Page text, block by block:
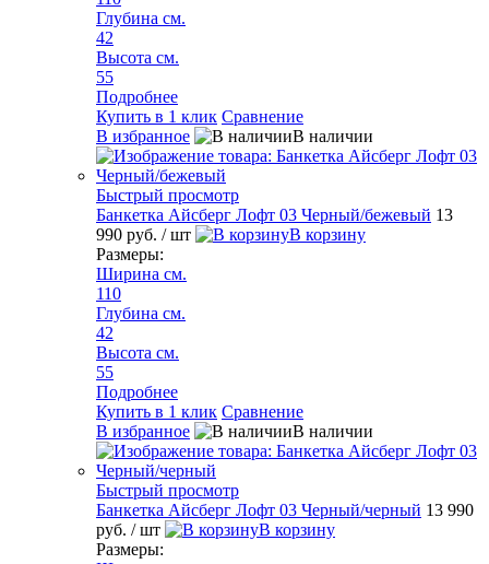
Глубина см.
42
Высота см.
55
Подробнее
Купить в 1 клик Сравнение
В избранное
В наличии
Быстрый просмотр
Банкетка Айсберг Лофт 03 Черный/бежевый 13
990 руб. / шт
В корзину
Размеры:
Ширина см.
110
Глубина см.
42
Высота см.
55
Подробнее
Купить в 1 клик Сравнение
В избранное
В наличии
Быстрый просмотр
Банкетка Айсберг Лофт 03 Черный/черный 13 990
руб. / шт
В корзину
Размеры: